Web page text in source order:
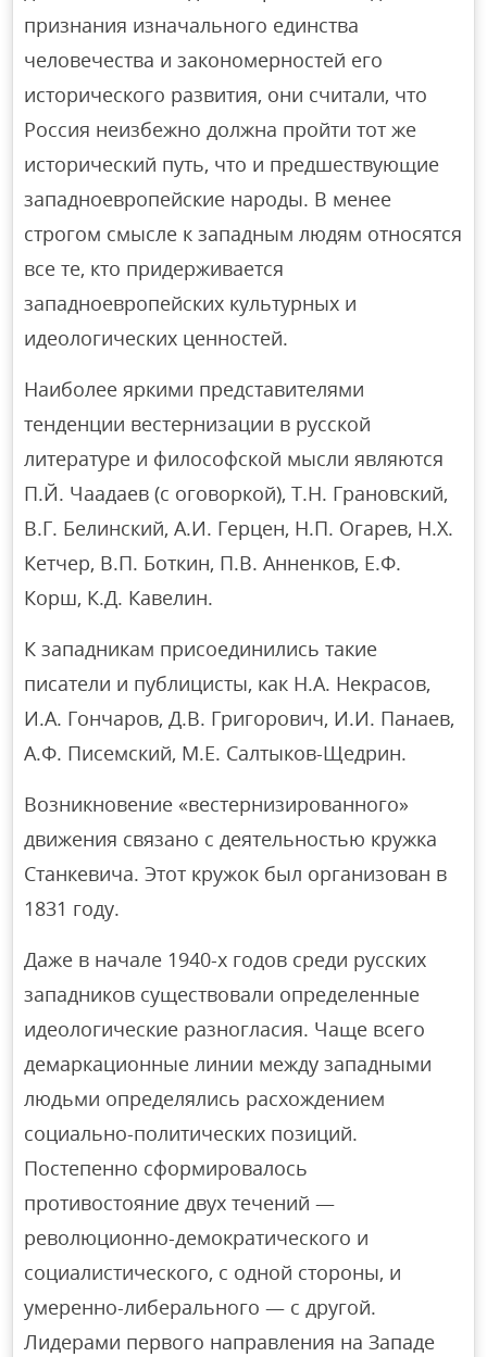
признания изначального единства
человечества и закономерностей его
исторического развития, они считали, что
Россия неизбежно должна пройти тот же
исторический путь, что и предшествующие
западноевропейские народы. В менее
строгом смысле к западным людям относятся
все те, кто придерживается
западноевропейских культурных и
идеологических ценностей.
Наиболее яркими представителями
тенденции вестернизации в русской
литературе и философской мысли являются
П.Й. Чаадаев (с оговоркой), Т.Н. Грановский,
В.Г. Белинский, А.И. Герцен, Н.П. Огарев, Н.Х.
Кетчер, В.П. Боткин, П.В. Анненков, Е.Ф.
Корш, К.Д. Кавелин.
К западникам присоединились такие
писатели и публицисты, как Н.А. Некрасов,
И.А. Гончаров, Д.В. Григорович, И.И. Панаев,
А.Ф. Писемский, М.Е. Салтыков-Щедрин.
Возникновение «вестернизированного»
движения связано с деятельностью кружка
Станкевича. Этот кружок был организован в
1831 году.
Даже в начале 1940-х годов среди русских
западников существовали определенные
идеологические разногласия. Чаще всего
демаркационные линии между западными
людьми определялись расхождением
социально-политических позиций.
Постепенно сформировалось
противостояние двух течений —
революционно-демократического и
социалистического, с одной стороны, и
умеренно-либерального — с другой.
Лидерами первого направления на Западе